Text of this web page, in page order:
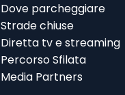
Dove parcheggiare
Strade chiuse
Diretta tv e streaming
Percorso Sfilata
Media Partners